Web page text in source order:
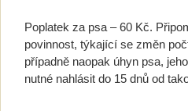
Poplatek za psa – 60 Kč.
povinnost, týkající se změn
případně naopak úhyn psa,
nutné nahlásit do 15 dnů od